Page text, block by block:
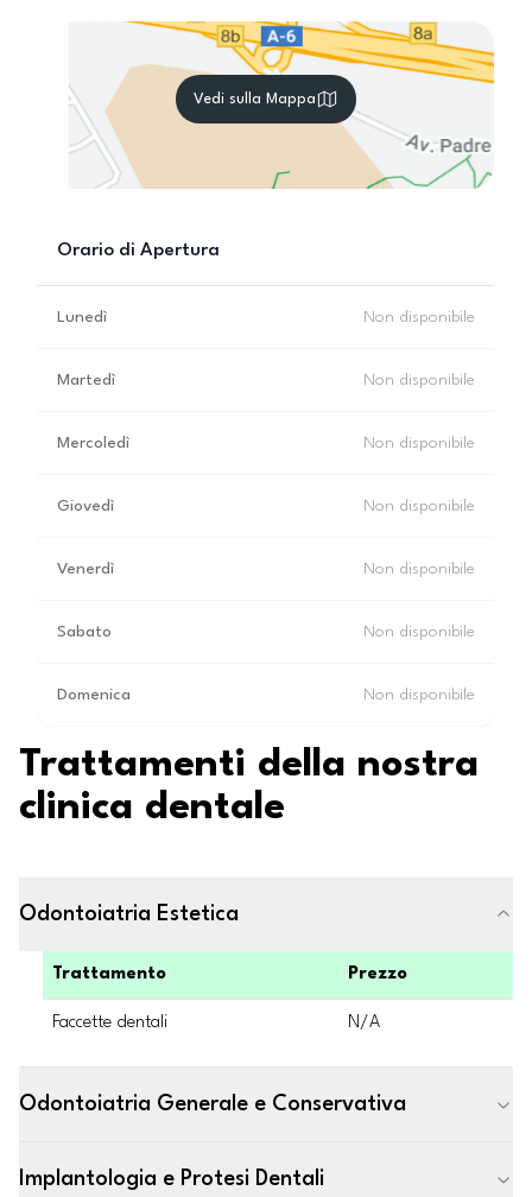
Vedi sulla Mappa
Orario di Apertura
Lunedì Non disponibile
Martedì Non disponibile
Mercoledì Non disponibile
Giovedì Non disponibile
Venerdì Non disponibile
Sabato Non disponibile
Domenica Non disponibile
Trattamenti della nostra
clinica dentale
Odontoiatria Estetica
Trattamento Prezzo
Faccette dentali N/A
Odontoiatria Generale e Conservativa
Implantologia e Protesi Dentali